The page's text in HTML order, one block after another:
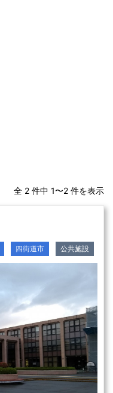
全 2 件中 1〜2 件を表示
四街道市 公共施設